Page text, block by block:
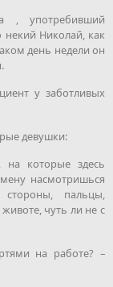
, употребивший
Николай, как
день недели он
у заботливых
девушки:
которые здесь
насмотришься
пальцы,
чуть ли не с
на работе? –